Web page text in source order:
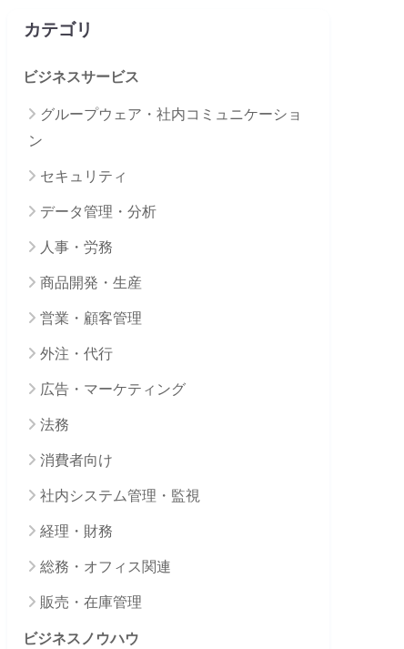
カテゴリ
ビジネスサービス
グループウェア・社内コミュニケーショ
ン
セキュリティ
データ管理・分析
人事・労務
商品開発・生産
営業・顧客管理
外注・代行
広告・マーケティング
法務
消費者向け
社内システム管理・監視
経理・財務
総務・オフィス関連
販売・在庫管理
ビジネスノウハウ